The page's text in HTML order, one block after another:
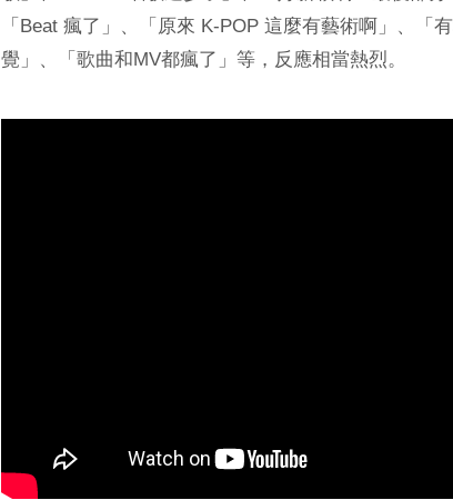
「Beat 瘋了」、「原來 K-POP 這麼有藝術啊」、「
覺」、「歌曲和MV都瘋了」等，反應相當熱烈。